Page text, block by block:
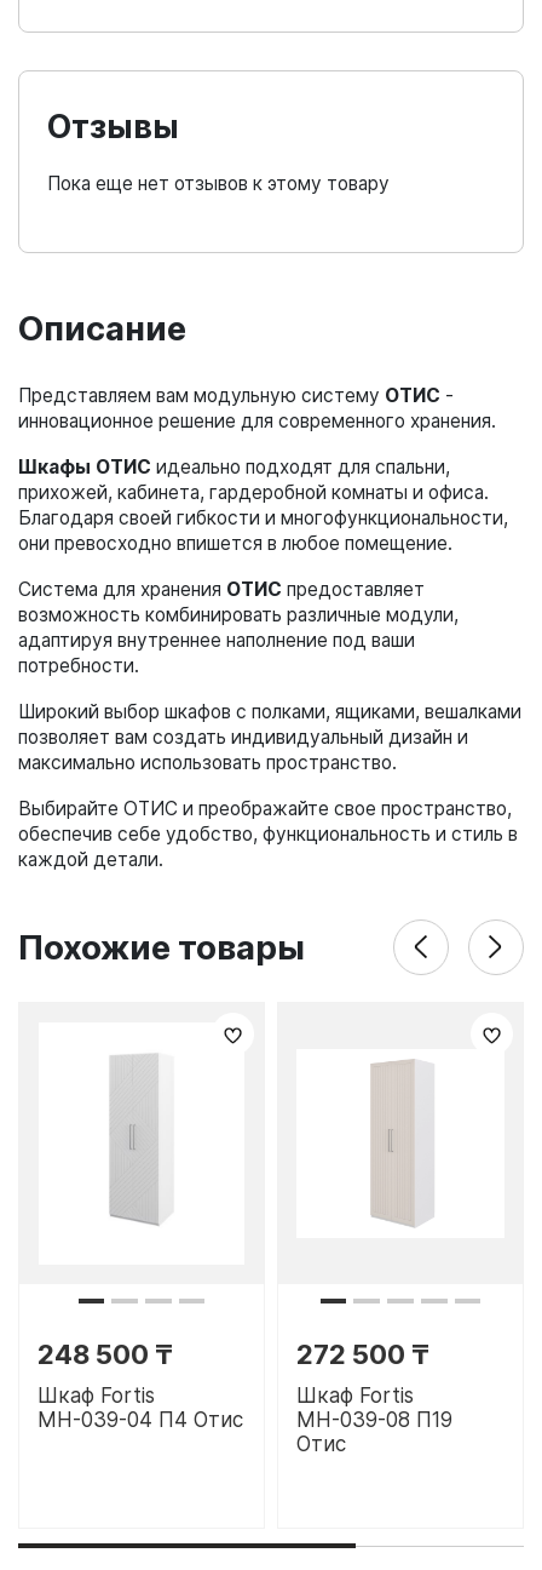
Отзывы
Пока еще нет отзывов к этому товару
Описание
Представляем вам модульную систему ОТИС -
инновационное решение для современного хранения.
Шкафы ОТИС идеально подходят для спальни,
прихожей, кабинета, гардеробной комнаты и офиса.
Благодаря своей гибкости и многофункциональности,
они превосходно впишется в любое помещение.
Система для хранения ОТИС предоставляет
возможность комбинировать различные модули,
адаптируя внутреннее наполнение под ваши
потребности.
Широкий выбор шкафов с полками, ящиками, вешалками
позволяет вам создать индивидуальный дизайн и
максимально использовать пространство.
Выбирайте ОТИС и преображайте свое пространство,
обеспечив себе удобство, функциональность и стиль в
каждой детали.
Похожие товары
248 500 ₸
Шкаф Fortis
МН-039-04 П4 Отис
272 500 ₸
Шкаф Fortis
МН-039-08 П19
Отис